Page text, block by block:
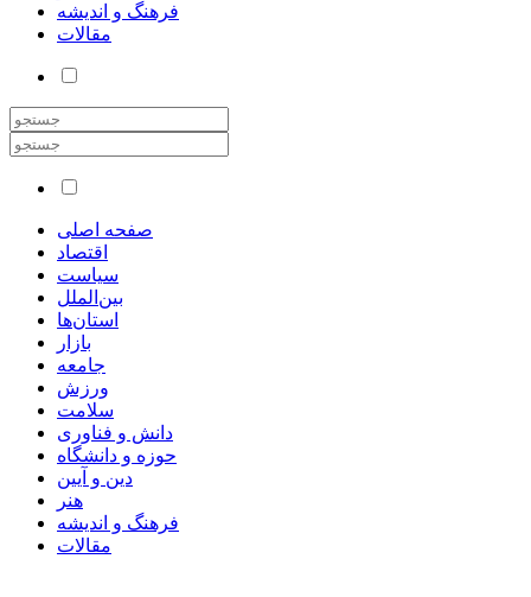
فرهنگ و اندیشه
مقالات
صفحه اصلی
اقتصاد
سیاست
بین‌الملل
استان‌ها
بازار
جامعه
ورزش
سلامت
دانش و فناوری
حوزه و دانشگاه
دین و آیین
هنر
فرهنگ و اندیشه
مقالات